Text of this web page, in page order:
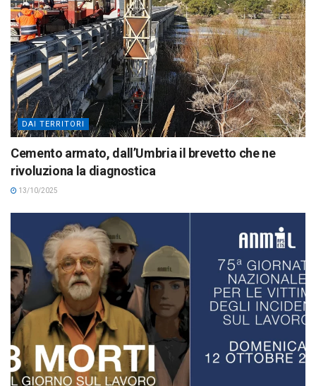
DAI TERRITORI
Cemento armato, dall’Umbria il brevetto che ne
rivoluziona la diagnostica
13/10/2025